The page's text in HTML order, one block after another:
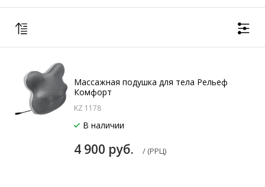
Массажная подушка для тела Рельеф
Комфорт
KZ 1178
В наличии
4 900 руб. / (РРЦ)